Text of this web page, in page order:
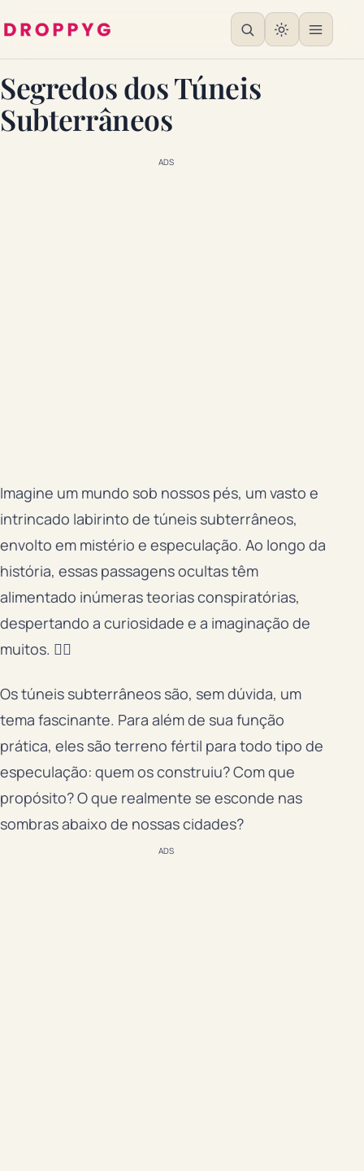
Segredos dos Túneis
Subterrâneos
ADS
Imagine um mundo sob nossos pés, um vasto e
intrincado labirinto de túneis subterrâneos,
envolto em mistério e especulação. Ao longo da
história, essas passagens ocultas têm
alimentado inúmeras teorias conspiratórias,
despertando a curiosidade e a imaginação de
muitos. 🕵️‍♂️
Os túneis subterrâneos são, sem dúvida, um
tema fascinante. Para além de sua função
prática, eles são terreno fértil para todo tipo de
especulação: quem os construiu? Com que
propósito? O que realmente se esconde nas
sombras abaixo de nossas cidades?
ADS